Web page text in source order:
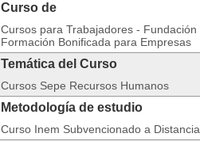
Curso de
Cursos para Trabajadores - Fundación
Formación Bonificada para Empresas
Temática del Curso
Cursos Sepe Recursos Humanos
Metodología de estudio
Curso Inem Subvencionado a Distancia